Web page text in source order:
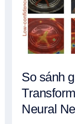
So sánh
Neural